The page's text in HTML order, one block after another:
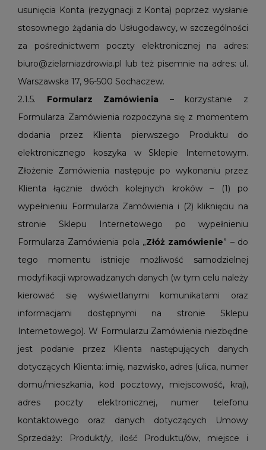
usunięcia Konta (rezygnacji z Konta) poprzez wysłanie
stosownego żądania do Usługodawcy, w szczególności
za pośrednictwem poczty elektronicznej na adres:
biuro@zielarniazdrowia.pl lub też pisemnie na adres: ul.
Warszawska 17, 96-500 Sochaczew.
2.1.5. Formularz Zamówienia – korzystanie z
Formularza Zamówienia rozpoczyna się z momentem
dodania przez Klienta pierwszego Produktu do
elektronicznego koszyka w Sklepie Internetowym.
Złożenie Zamówienia następuje po wykonaniu przez
Klienta łącznie dwóch kolejnych kroków – (1) po
wypełnieniu Formularza Zamówienia i (2) kliknięciu na
stronie Sklepu Internetowego po wypełnieniu
Formularza Zamówienia pola „Złóż zamówienie” – do
tego momentu istnieje możliwość samodzielnej
modyfikacji wprowadzanych danych (w tym celu należy
kierować się wyświetlanymi komunikatami oraz
informacjami dostępnymi na stronie Sklepu
Internetowego). W Formularzu Zamówienia niezbędne
jest podanie przez Klienta następujących danych
dotyczących Klienta: imię, nazwisko, adres (ulica, numer
domu/mieszkania, kod pocztowy, miejscowość, kraj),
adres poczty elektronicznej, numer telefonu
kontaktowego oraz danych dotyczących Umowy
Sprzedaży: Produkt/y, ilość Produktu/ów, miejsce i